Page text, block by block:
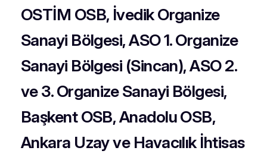
OSTİM OSB, İvedik Organize
Sanayi Bölgesi, ASO 1. Organize
Sanayi Bölgesi (Sincan), ASO 2.
ve 3. Organize Sanayi Bölgesi,
Başkent OSB, Anadolu OSB,
Ankara Uzay ve Havacılık İhtisas